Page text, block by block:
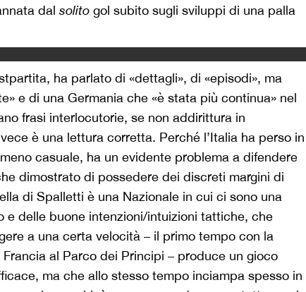
dal solito gol subito sugli sviluppi di una palla
ha parlato di «dettagli», di «episodi», ma
e di una Germania che «è stata più continua» nel
frasi interlocutorie, se non addirittura in
è una lettura corretta. Perché l’Italia ha perso in
casuale, ha un evidente problema a difendere
dimostrato di possedere dei discreti margini di
di Spalletti è una Nazionale in cui ci sono una
e delle buone intenzioni/intuizioni tattiche, che
a una certa velocità – il primo tempo con la
al Parco dei Principi – produce un gioco
ma che allo stesso tempo inciampa spesso in